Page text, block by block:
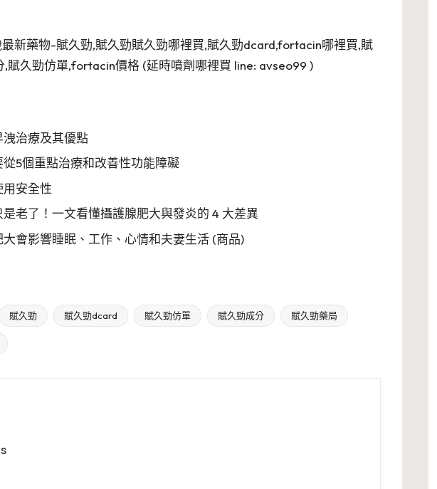
新藥物-賦久勁,賦久勁賦久勁哪裡買,賦久勁dcard,fortacin哪裡買,賦
,賦久勁仿單,fortacin價格 (延時噴劑哪裡買 line: avseo99 )
治療及其優點
5個重點治療和改善性功能障礙
安全性
是老了！一文看懂攝護腺肥大與發炎的 4 大差異
會影響睡眠、工作、心情和夫妻生活 (商品)
賦久勁 賦久勁dcard 賦久勁仿單 賦久勁成分 賦久勁藥局